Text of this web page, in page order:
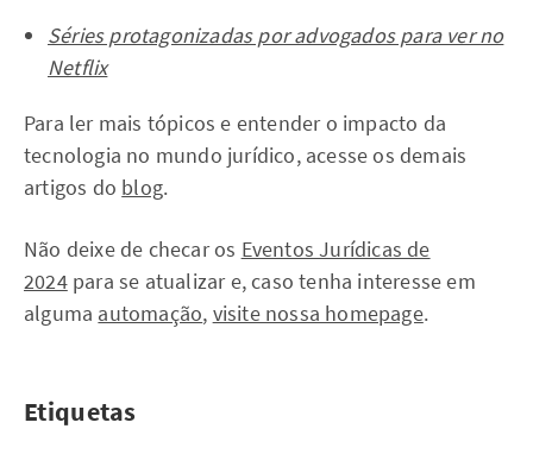
Séries protagonizadas por advogados para ver no
Netflix
Para ler mais tópicos e entender o impacto da
tecnologia no mundo jurídico, acesse os demais
artigos do blog.
Não deixe de checar os Eventos Jurídicas de
2024para se atualizar e, caso tenha interesse em
alguma automação, visite nossa homepage.
Etiquetas